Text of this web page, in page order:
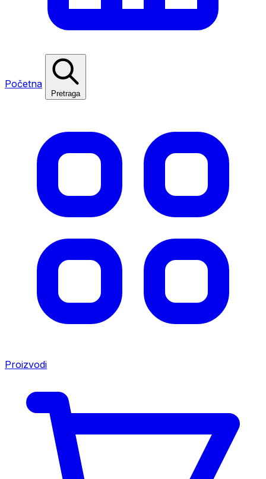
Početna
Pretraga
Proizvodi